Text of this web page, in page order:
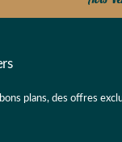
plans, des offres